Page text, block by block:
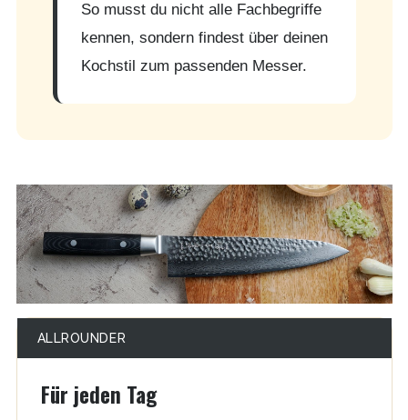
So musst du nicht alle Fachbegriffe
kennen, sondern findest über deinen
Kochstil zum passenden Messer.
ALLROUNDER
Für jeden Tag